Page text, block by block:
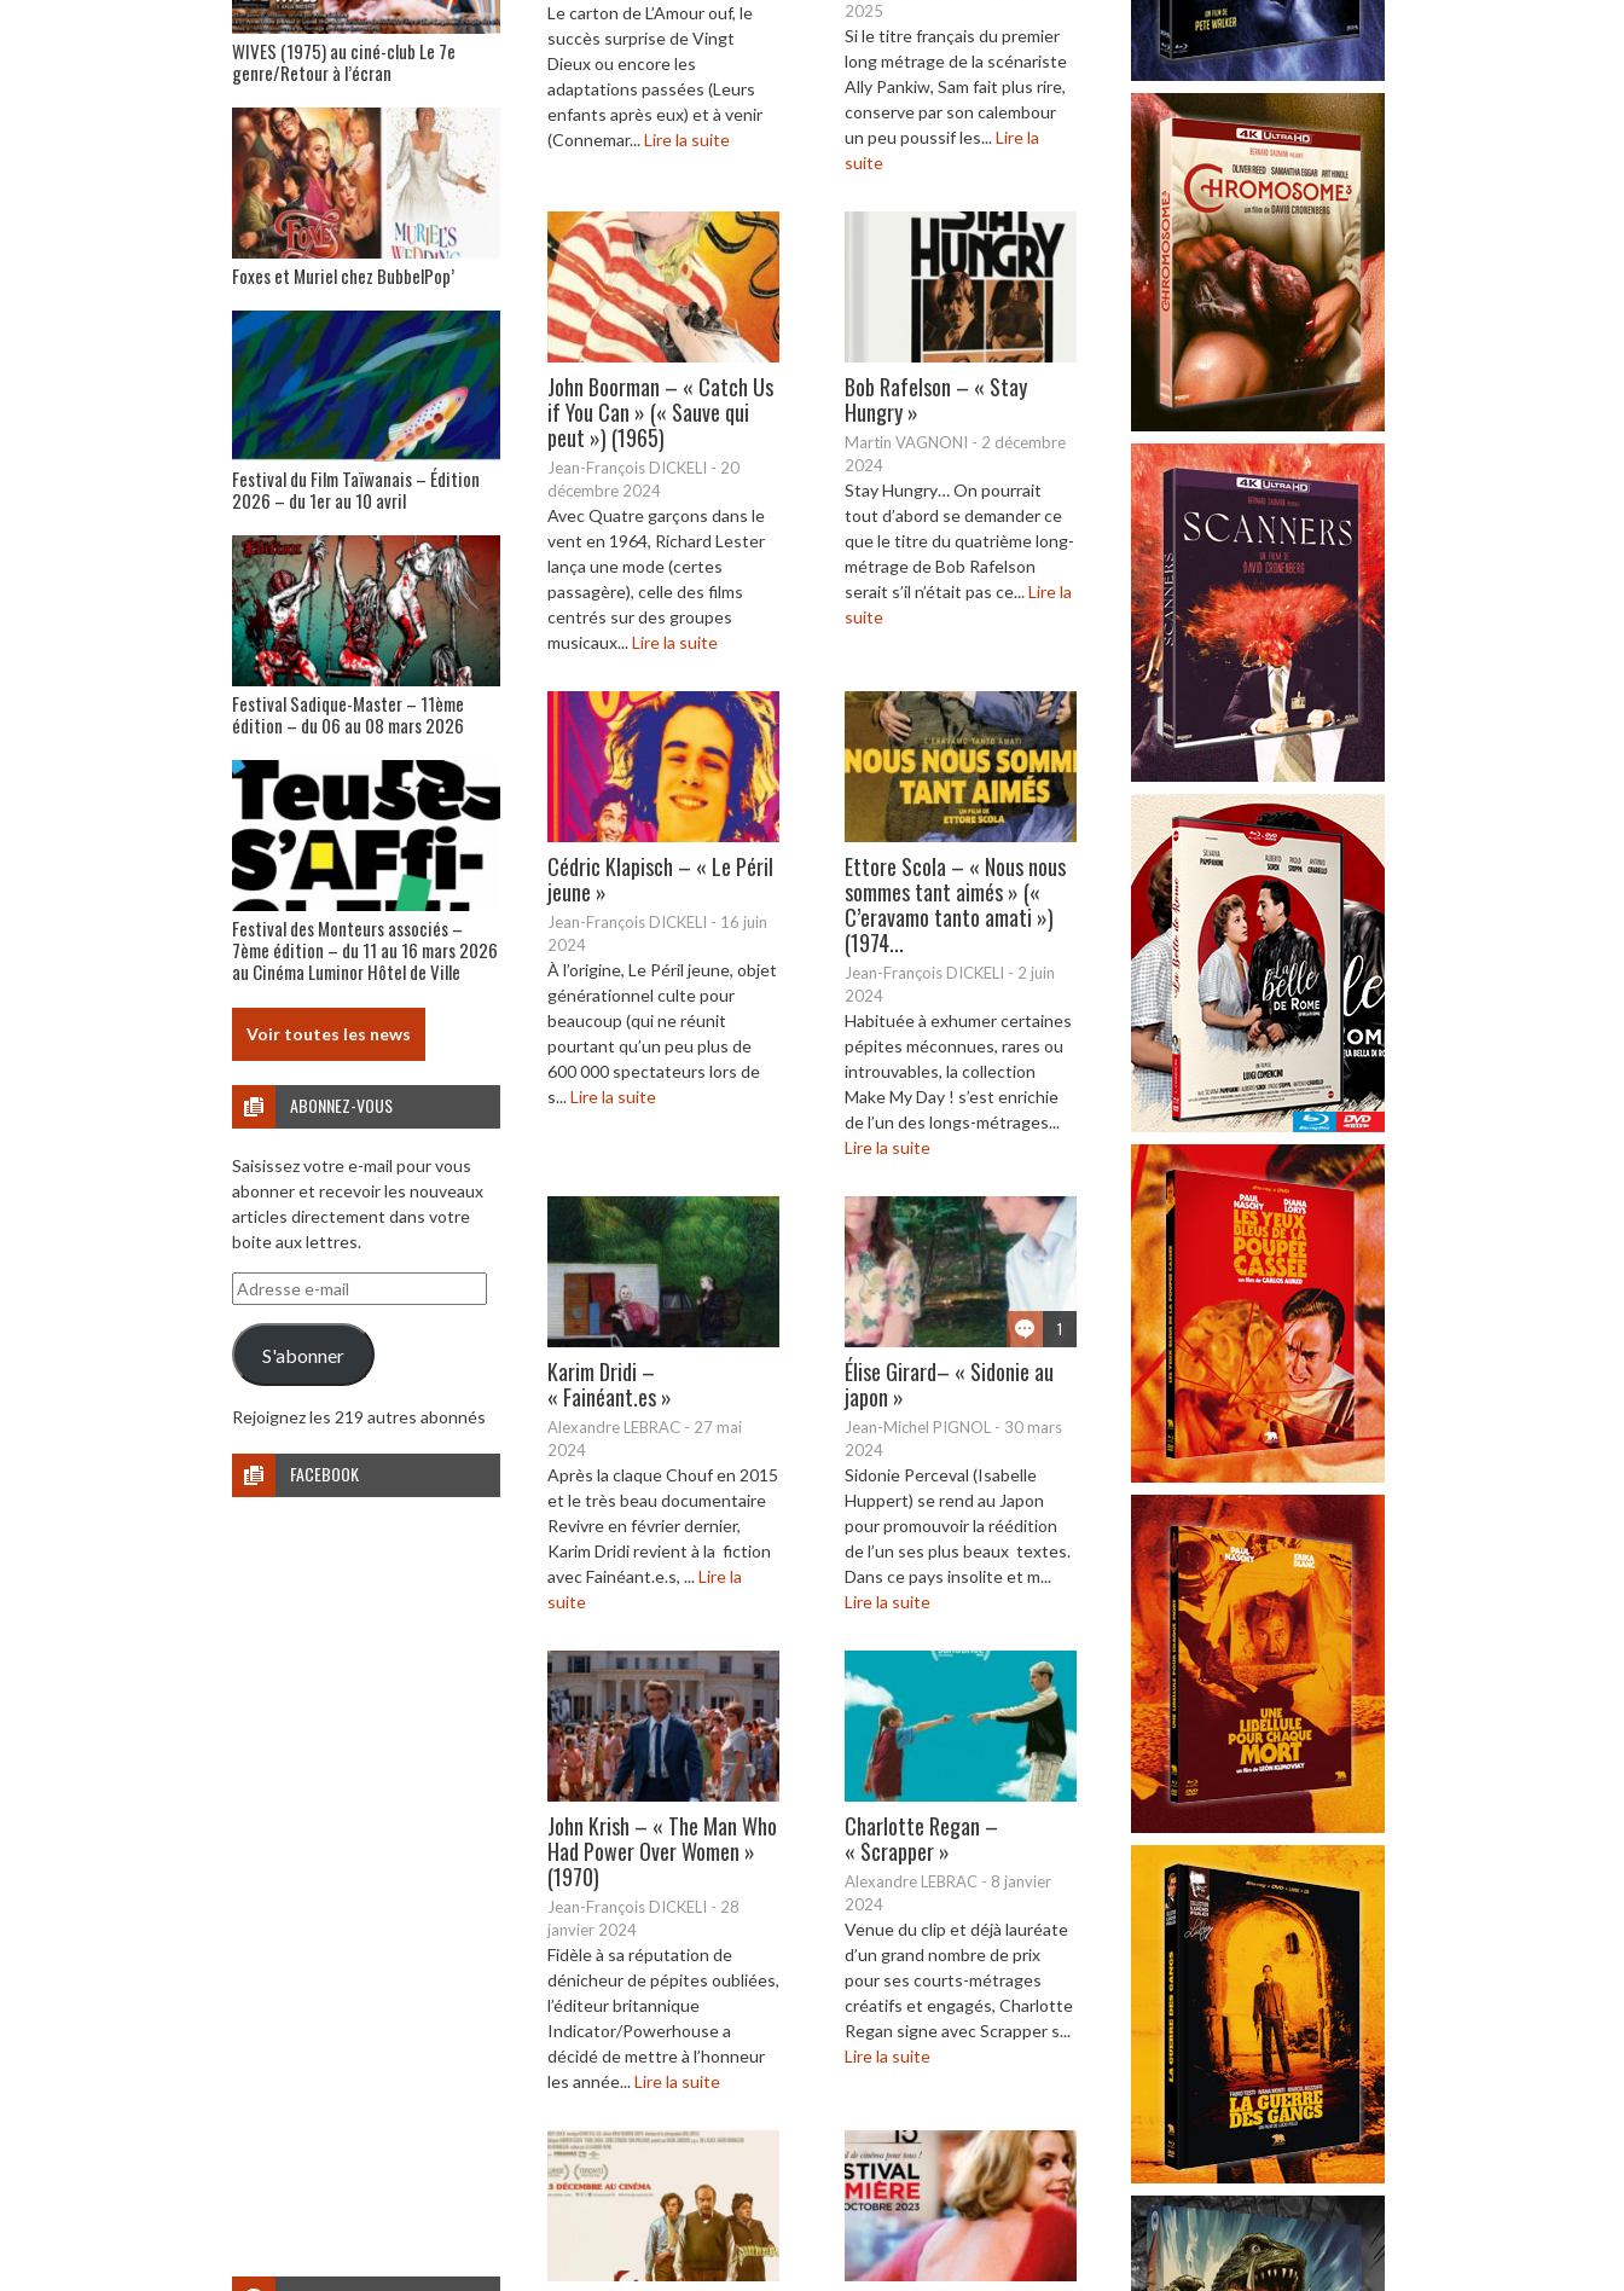
Le carton de L’Amour ouf, le
succès surprise de Vingt
Dieux ou encore les
adaptations passées (Leurs
enfants après eux) et à venir
(Connemar...Lire la suite
2025
Si le titre français du premier
long métrage de la scénariste
Ally Pankiw, Sam fait plus rire,
conserve par son calembour
un peu poussif les...Lire la
suite
John Boorman – « Catch Us
if You Can » (« Sauve qui
peut ») (1965)
Jean-François DICKELI - 20
décembre 2024
Avec Quatre garçons dans le
vent en 1964, Richard Lester
lança une mode (certes
passagère), celle des films
centrés sur des groupes
musicaux...Lire la suite
Bob Rafelson – « Stay
Hungry »
Martin VAGNONI - 2 décembre
2024
Stay Hungry… On pourrait
tout d’abord se demander ce
que le titre du quatrième long-
métrage de Bob Rafelson
serait s’il n’était pas ce...Lire la
suite
Cédric Klapisch – « Le Péril
jeune »
Jean-François DICKELI - 16 juin
2024
À l’origine, Le Péril jeune, objet
générationnel culte pour
beaucoup (qui ne réunit
pourtant qu’un peu plus de
600 000 spectateurs lors de
s...Lire la suite
Ettore Scola – « Nous nous
sommes tant aimés » («
C’eravamo tanto amati »)
(1974...
Jean-François DICKELI - 2 juin
2024
Habituée à exhumer certaines
pépites méconnues, rares ou
introuvables, la collection
Make My Day ! s’est enrichie
de l’un des longs-métrages...
Lire la suite
Karim Dridi –
« Fainéant.es »
Alexandre LEBRAC - 27 mai
2024
Après la claque Chouf en 2015
et le très beau documentaire
Revivre en février dernier,
Karim Dridi revient à la fiction
avec Fainéant.e.s, ...Lire la
suite
1
Élise Girard– « Sidonie au
japon »
Jean-Michel PIGNOL - 30 mars
2024
Sidonie Perceval (Isabelle
Huppert) se rend au Japon
pour promouvoir la réédition
de l’un ses plus beaux textes.
Dans ce pays insolite et m...
Lire la suite
John Krish – « The Man Who
Had Power Over Women »
(1970)
Jean-François DICKELI - 28
janvier 2024
Fidèle à sa réputation de
dénicheur de pépites oubliées,
l’éditeur britannique
Indicator/Powerhouse a
décidé de mettre à l’honneur
les année...Lire la suite
Charlotte Regan –
« Scrapper »
Alexandre LEBRAC - 8 janvier
2024
Venue du clip et déjà lauréate
d’un grand nombre de prix
pour ses courts-métrages
créatifs et engagés, Charlotte
Regan signe avec Scrapper s...
Lire la suite
WIVES (1975) au ciné-club Le 7e
genre/Retour à l’écran
Foxes et Muriel chez BubbelPop’
Festival du Film Taïwanais – Édition
2026 – du 1er au 10 avril
Festival Sadique-Master – 11ème
édition – du 06 au 08 mars 2026
Festival des Monteurs associés –
7ème édition – du 11 au 16 mars 2026
au Cinéma Luminor Hôtel de Ville
Voir toutes les news
ABONNEZ-VOUS
Saisissez votre e-mail pour vous
abonner et recevoir les nouveaux
articles directement dans votre
boite aux lettres.
Adresse
e-
mail
S'abonner
Rejoignez les 219 autres abonnés
FACEBOOK